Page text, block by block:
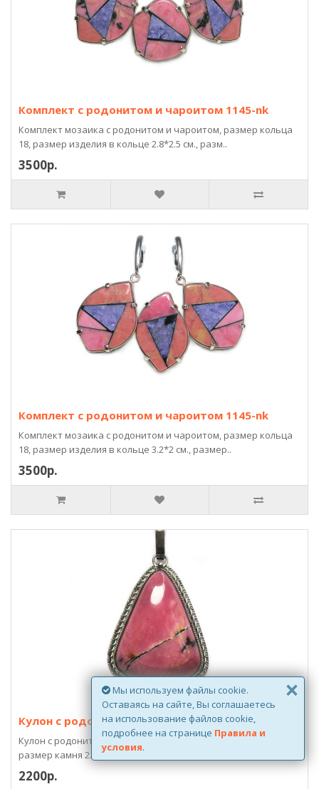
Комплект с родонитом и чароитом 1145-nk
Комплект мозаика с родонитом и чароитом, размер кольца
18, размер изделия в кольце 2.8*2.5 см., разм..
3500р.
Комплект с родонитом и чароитом 1145-nk
Комплект мозаика с родонитом и чароитом, размер кольца
18, размер изделия в кольце 3.2*2 см., размер..
3500р.
Кулон с родонитом 587-nn
Кулон с родонитом красивого насыщенного розового цвета,
размер камня 2.2*2.8 см., металл нейзильбер,..
2200р.
Мы используем файлы cookie.
Оставаясь на сайте, Вы соглашаетесь
на использование файлов cookie,
подробнее на странице Правила и
условия.
×